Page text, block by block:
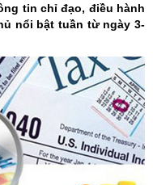
tin chỉ đạo, điều hành
nổi bật tuần từ ngày 3-